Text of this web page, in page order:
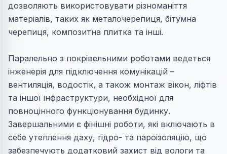
дозволяють використовувати різноманіття
матеріалів, таких як металочерепиця, бітумна
черепиця, композитна плитка та інші.
Паралельно з покрівельними роботами ведеться
інженерія для підключення комунікацій –
вентиляція, водостік, а також монтаж вікон, ліфтів
та іншої інфраструктури, необхідної для
повноцінного функціонування будинку.
Завершальними є фінішні роботи, які включають в
себе утеплення даху, гідро- та пароізоляцію, що
забезпечують додатковий захист від вологи та